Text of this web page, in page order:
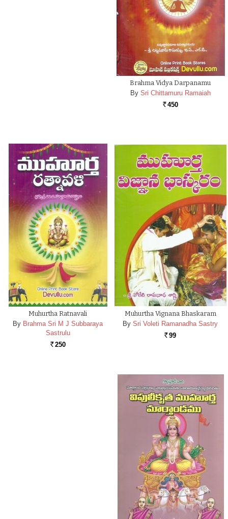
Brahma Vidya Darpanamu
By Sri Chittamuru Ramaiah
Rs. 450
Muhurtha Ratnavali
By Brahma Sri M J Subbaraya
Sastrulu
Rs. 250
Muhurtha Vignana Bhaskaram
By Sri Voleti Ramanadha Sastry
Rs. 99